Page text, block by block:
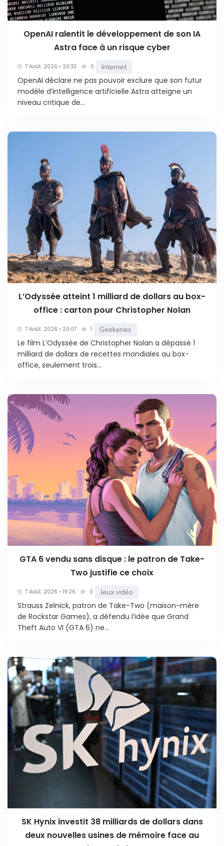
OpenAI ralentit le développement de son IA
Astra face à un risque cyber
7 Août. 2026 • 20:33 0 Internet
OpenAI déclare ne pas pouvoir exclure que son futur
modèle d’intelligence artificielle Astra atteigne un
niveau critique de...
L’Odyssée atteint 1 milliard de dollars au box-
office : carton pour Christopher Nolan
7 Août. 2026 • 20:07 1 Geekeries
Le film L’Odyssée de Christopher Nolan a dépassé 1
milliard de dollars de recettes mondiales au box-
office, seulement trois...
GTA 6 vendu sans disque : le patron de Take-
Two justifie ce choix
7 Août. 2026 • 19:26 0 Jeux vidéo
Strauss Zelnick, patron de Take-Two (maison-mère
de Rockstar Games), a défendu l’idée que Grand
Theft Auto VI (GTA 6) ne...
SK Hynix investit 38 milliards de dollars dans
deux nouvelles usines de mémoire face au